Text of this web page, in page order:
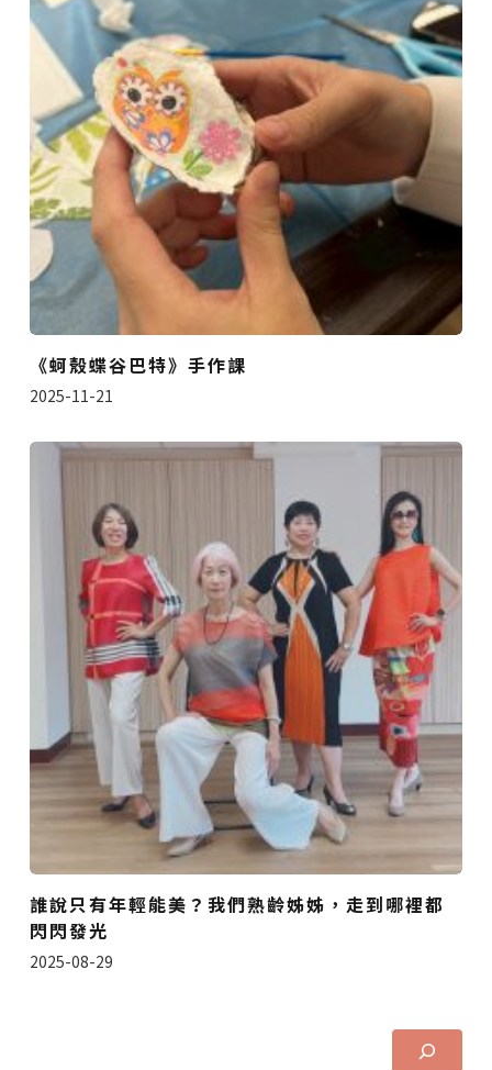
《蚵殼蝶谷巴特》手作課
2025-11-21
誰說只有年輕能美？我們熟齡姊姊，走到哪裡都
閃閃發光
2025-08-29